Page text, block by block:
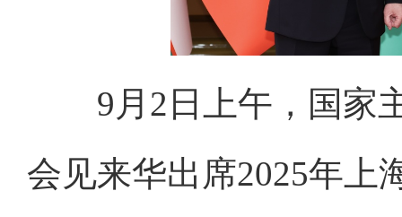
9月2日上午，国家
会见来华出席2025年上